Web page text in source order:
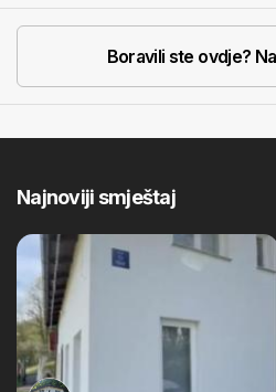
Boravili ste ovdje?
Najnoviji smještaj